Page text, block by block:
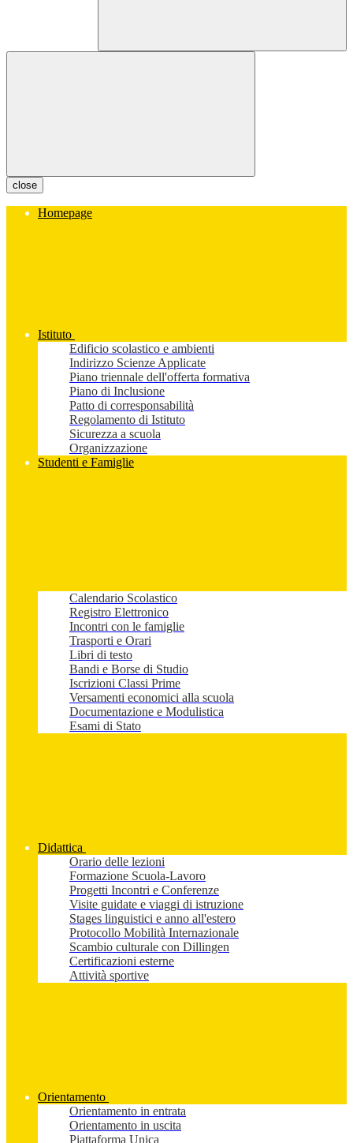
close
Homepage
Istituto
Edificio scolastico e ambienti
Indirizzo Scienze Applicate
Piano triennale dell'offerta formativa
Piano di Inclusione
Patto di corresponsabilità
Regolamento di Istituto
Sicurezza a scuola
Organizzazione
Studenti e Famiglie
Calendario Scolastico
Registro Elettronico
Incontri con le famiglie
Trasporti e Orari
Libri di testo
Bandi e Borse di Studio
Iscrizioni Classi Prime
Versamenti economici alla scuola
Documentazione e Modulistica
Esami di Stato
Didattica
Orario delle lezioni
Formazione Scuola-Lavoro
Progetti Incontri e Conferenze
Visite guidate e viaggi di istruzione
Stages linguistici e anno all'estero
Protocollo Mobilità Internazionale
Scambio culturale con Dillingen
Certificazioni esterne
Attività sportive
Orientamento
Orientamento in entrata
Orientamento in uscita
Piattaforma Unica